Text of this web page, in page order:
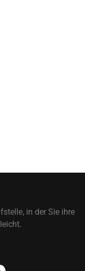
in der Sie ihre